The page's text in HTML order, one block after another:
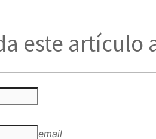
este artículo
email